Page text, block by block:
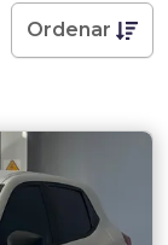
Ordenar